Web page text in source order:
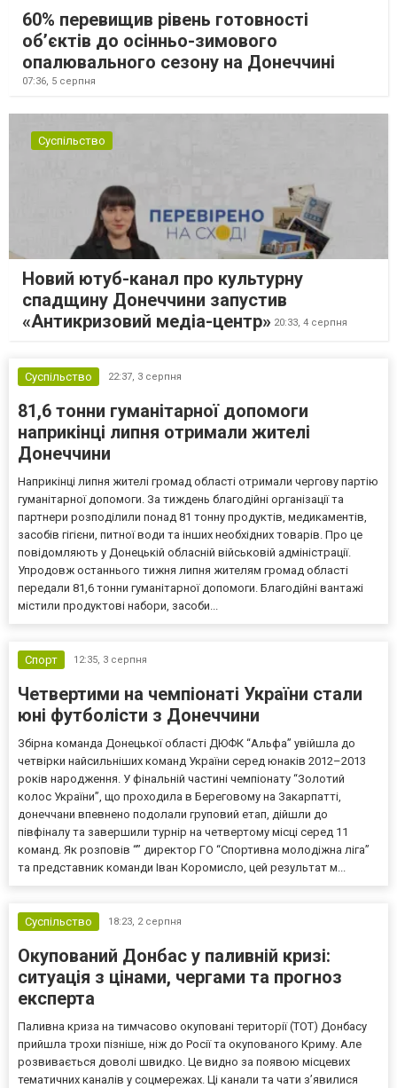
60% перевищив рівень готовності
об’єктів до осінньо-зимового
опалювального сезону на Донеччині
07:36, 5 серпня
Суспільство
Новий ютуб-канал про культурну
спадщину Донеччини запустив
«Антикризовий медіа-центр» 20:33, 4 серпня
Суспільство 22:37, 3 серпня
81,6 тонни гуманітарної допомоги
наприкінці липня отримали жителі
Донеччини
Наприкінці липня жителі громад області отримали чергову партію
гуманітарної допомоги. За тиждень благодійні організації та
партнери розподілили понад 81 тонну продуктів, медикаментів,
засобів гігієни, питної води та інших необхідних товарів. Про це
повідомляють у Донецькій обласній військовій адміністрації.
Упродовж останнього тижня липня жителям громад області
передали 81,6 тонни гуманітарної допомоги. Благодійні вантажі
містили продуктові набори, засоби...
Спорт 12:35, 3 серпня
Четвертими на чемпіонаті України стали
юні футболісти з Донеччини
Збірна команда Донецької області ДЮФК “Альфа” увійшла до
четвірки найсильніших команд України серед юнаків 2012–2013
років народження. У фінальній частині чемпіонату “Золотий
колос України”, що проходила в Береговому на Закарпатті,
донеччани впевнено подолали груповий етап, дійшли до
півфіналу та завершили турнір на четвертому місці серед 11
команд. Як розповів “” директор ГО “Спортивна молодіжна ліга”
та представник команди Іван Коромисло, цей результат м...
Суспільство 18:23, 2 серпня
Окупований Донбас у паливній кризі:
ситуація з цінами, чергами та прогноз
експерта
Паливна криза на тимчасово окуповані території (ТОТ) Донбасу
прийшла трохи пізніше, ніж до Росії та окупованого Криму. Але
розвивається доволі швидко. Це видно за появою місцевих
тематичних каналів у соцмережах. Ці канали та чати з’явилися